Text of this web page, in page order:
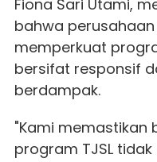
Fiona Sari Utami,
bahwa
memperkuat
bersifat responsif
berdampak.
"Kami memastikan
program TJSL